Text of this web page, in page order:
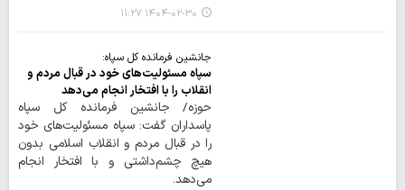
۱۴۰۴-۰۲-۳۰ ۱۱:۲۷
جانشین فرمانده کل سپاه:
سپاه مسئولیت‌های خود در قبال مردم و
انقلاب را با افتخار انجام می‌دهد
حوزه/ جانشین فرمانده کل سپاه
پاسداران گفت: سپاه مسئولیت‌های خود
را در قبال مردم و انقلاب اسلامی بدون
هیچ چشم‌داشتی و با افتخار انجام
می‌دهد.